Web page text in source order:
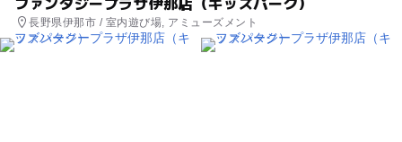
長野県伊那市 / 室内遊び場, アミューズメント